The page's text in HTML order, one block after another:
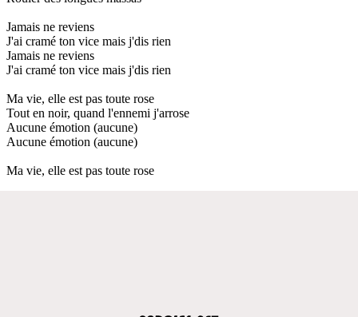
Jamais ne reviens
J'ai cramé ton vice mais j'dis rien
Jamais ne reviens
J'ai cramé ton vice mais j'dis rien
Ma vie, elle est pas toute rose
Tout en noir, quand l'ennemi j'arrose
Aucune émotion (aucune)
Aucune émotion (aucune)
Ma vie, elle est pas toute rose